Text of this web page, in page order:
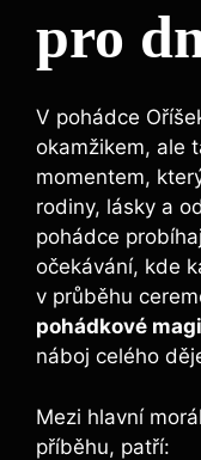
pro
V pohádce
okamžikem, ale
momentem,
rodiny, lásky a
pohádce
očekávání, kde
v průběhu
pohádkové
náboj celého
Mezi hlavní
příběhu, patří: